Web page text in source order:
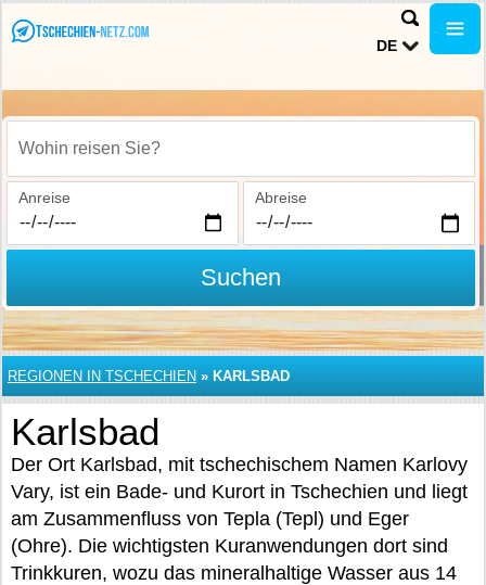
DE
Wohin reisen Sie?
Anreise Abreise
Suchen
REGIONEN IN TSCHECHIEN » KARLSBAD
Karlsbad
Der Ort Karlsbad, mit tschechischem Namen Karlovy
Vary, ist ein Bade- und Kurort in Tschechien und liegt
am Zusammenfluss von Tepla (Tepl) und Eger
(Ohre). Die wichtigsten Kuranwendungen dort sind
Trinkkuren, wozu das mineralhaltige Wasser aus 14